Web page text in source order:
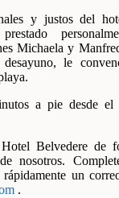
y justos del
Michaela y
le
a pie desde el
Belvedere de
nosotros.
un
.